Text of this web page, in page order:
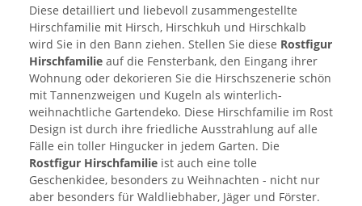
Diese detailliert und liebevoll zusammengestellte
Hirschfamilie mit Hirsch, Hirschkuh und Hirschkalb
wird Sie in den Bann ziehen. Stellen Sie diese Rostfigur
Hirschfamilie auf die Fensterbank, den Eingang ihrer
Wohnung oder dekorieren Sie die Hirschszenerie schön
mit Tannenzweigen und Kugeln als winterlich-
weihnachtliche Gartendeko. Diese Hirschfamilie im Rost
Design ist durch ihre friedliche Ausstrahlung auf alle
Fälle ein toller Hingucker in jedem Garten. Die
Rostfigur Hirschfamilie ist auch eine tolle
Geschenkidee, besonders zu Weihnachten - nicht nur
aber besonders für Waldliebhaber, Jäger und Förster.